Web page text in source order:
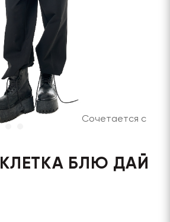
Сочетается с
БЛЮ ДАЙ